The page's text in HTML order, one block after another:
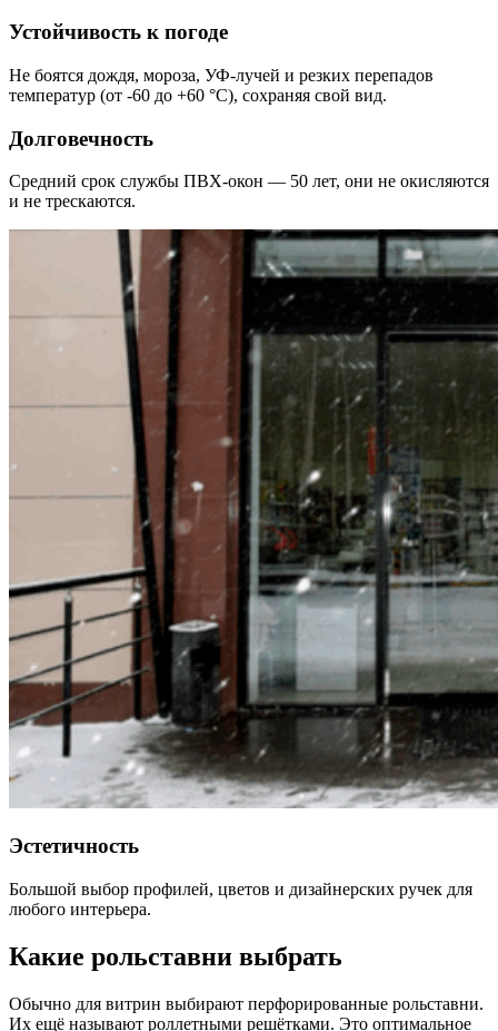
Устойчивость к погоде
Не боятся дождя, мороза, УФ-лучей и резких перепадов
температур (от -60 до +60 °C), сохраняя свой вид.
Долговечность
Средний срок службы ПВХ-окон — 50 лет, они не окисляются
и не трескаются.
Эстетичность
Большой выбор профилей, цветов и дизайнерских ручек для
любого интерьера.
Какие рольставни выбрать
Обычно для витрин выбирают перфорированные рольставни.
Их ещё называют роллетными решётками. Это оптимальное